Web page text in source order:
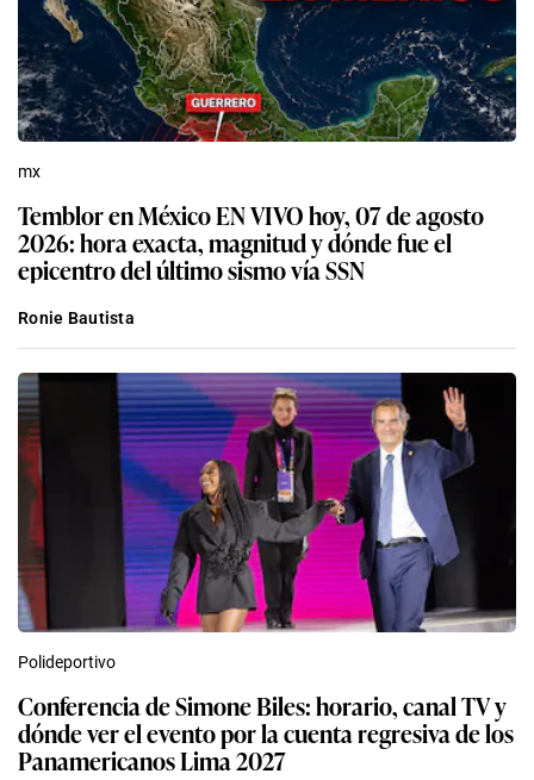
mx
Temblor en México EN VIVO hoy, 07 de agosto
2026: hora exacta, magnitud y dónde fue el
epicentro del último sismo vía SSN
Ronie Bautista
Polideportivo
Conferencia de Simone Biles: horario, canal TV y
dónde ver el evento por la cuenta regresiva de los
Panamericanos Lima 2027